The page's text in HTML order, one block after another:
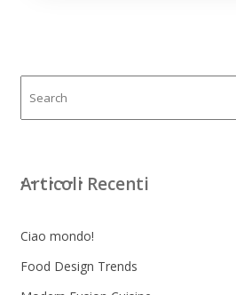
Articoli Recenti
Ciao mondo!
Food Design Trends